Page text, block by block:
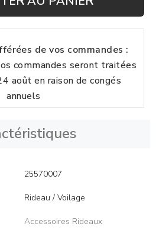
de vos commandes :
commandes seront traitées
août en raison de congés
annuels
25570007
Rideau / Voilage
Accessoires Rideaux